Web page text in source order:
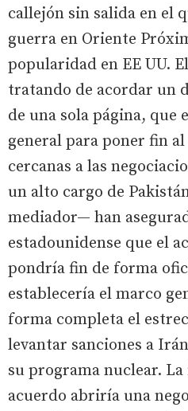
callejón sin salida en el
guerra en Oriente
popularidad en EE UU.
tratando de acordar un
de una sola página, que
general para poner fin
cercanas a las
un alto cargo de
mediador— han
estadounidense que el
pondría fin de forma
establecería el marco
forma completa el
levantar sanciones a
su programa nuclear.
acuerdo abriría una